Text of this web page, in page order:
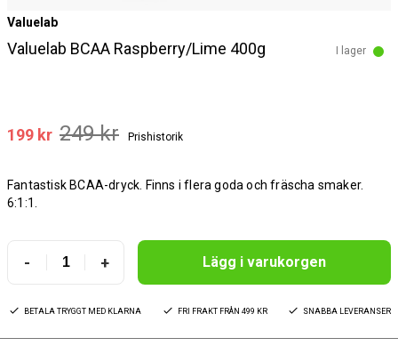
Valuelab
Valuelab BCAA Raspberry/Lime 400g I lager
199 kr 249 kr Prishistorik
Fantastisk BCAA-dryck. Finns i flera goda och fräscha smaker.
6:1:1.
- + Lägg i varukorgen
BETALA TRYGGT MED KLARNA FRI FRAKT FRÅN 499 KR SNABBA LEVERANSER